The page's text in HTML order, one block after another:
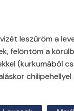
leszűröm a
felöntöm a
(kurkumából
chilipehellyel